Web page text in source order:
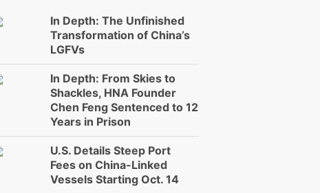
In Depth: The Unfinished
Transformation of China’s
LGFVs
In Depth: From Skies to
Shackles, HNA Founder
Chen Feng Sentenced to 12
Years in Prison
U.S. Details Steep Port
Fees on China-Linked
Vessels Starting Oct. 14